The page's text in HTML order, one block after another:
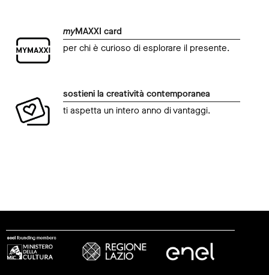
myMAXXI card
per chi è curioso di esplorare il presente.
sostieni la creatività contemporanea
ti aspetta un intero anno di vantaggi.